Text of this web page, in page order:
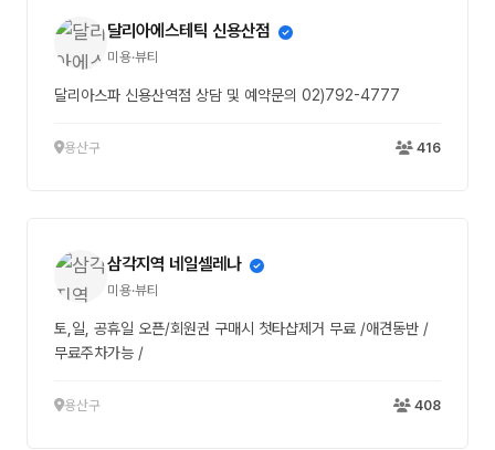
달리아에스테틱 신용산점
미용·뷰티
달리아스파 신용산역점 상담 및 예약문의 02)792-4777
용산구 416
삼각지역 네일셀레나
미용·뷰티
토,일, 공휴일 오픈/회원권 구매시 첫타샵제거 무료 /애견동반 /
무료주차가능 /
용산구 408